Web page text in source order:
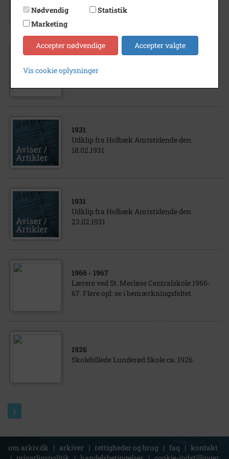
Jensen Pastor Axel Helt
1964- 1965
65. Bagtil fra v.: Leif Antonsen, Jørgen
1931
Udklip fra Holbæk Amtstidende den
18.02.1931
1931
Udklip fra Holbæk Amtstidende den
23.02.1931
1966 - 1967
Lærere ved St. Merløse Centralskole 1966-
67. Flere opl: se i bemærkningsfeltet.
1926
Skolebillede Lunderød Skole ca. 1926
1
om arkiv.dk | arkiver | rettigheder og brug | faq | kontakt
Nødvendig
Statistik
Marketing
Accepter nødvendige Accepter valgte
Vis cookie oplysninger